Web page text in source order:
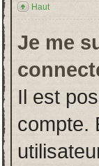
Haut
Je me
Il est
compte.